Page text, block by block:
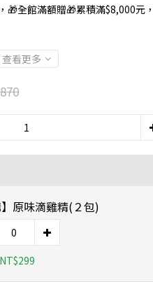
🎁全館滿額贈🎁累積滿$8,000元，
查看更多
】原味滴雞精(２包)